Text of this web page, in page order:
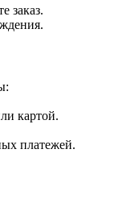
заказ.
картой.
платежей.